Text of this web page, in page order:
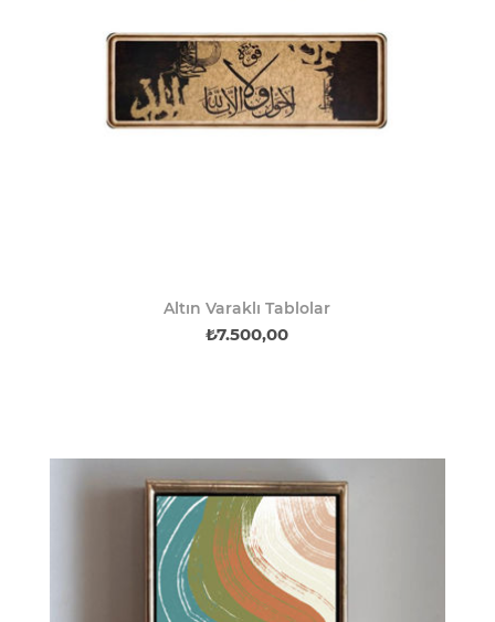
Altın Varaklı Tablolar
₺7.500,00